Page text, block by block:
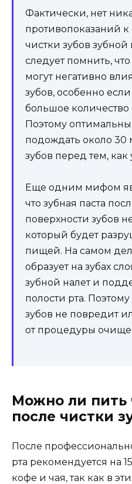
Фактически, нет
противопоказаний к
чистки зубов зубной
следует помнить,
могут негативно
зубов, особенно
большое количество
Поэтому
подождать около 30
зубов перед тем,
Еще одним мифом
что зубная паста
поверхности зубов
который будет
пищей. На самом
образует на зубах
зубной налет и
полости рта.
зубов не повредит
от процедуры
Можно ли пить
после чистки
После
рта рекомендуется на
кофе и чая, так как в